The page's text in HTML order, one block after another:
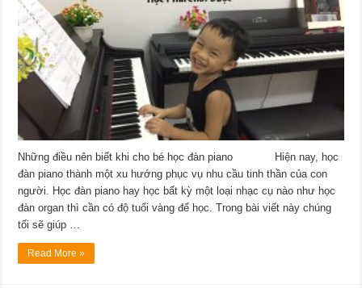
Những điều nên biết khi cho bé học đàn piano Hiện nay, học
đàn piano thành một xu hướng phục vụ nhu cầu tinh thần của con
người. Học đàn piano hay học bất kỳ một loại nhạc cụ nào như học
đàn organ thì cần có độ tuổi vàng để học. Trong bài viết này chúng
tối sẽ giúp …
Read More »